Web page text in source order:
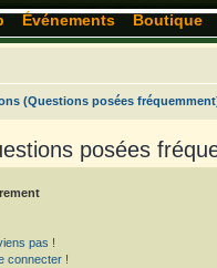
Événements Boutique
(Questions posées
posées
pas !
connecter !